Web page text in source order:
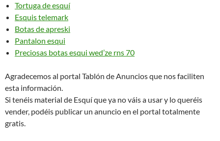
Tortuga de esquí
Esquis telemark
Botas de apreski
Pantalon esqui
Preciosas botas esqui wed’ze rns 70
Agradecemos al portal Tablón de Anuncios que nos faciliten
esta información.
Si tenéis material de Esquí que ya no váis a usar y lo queréis
vender, podéis publicar un anuncio en el portal totalmente
gratis.